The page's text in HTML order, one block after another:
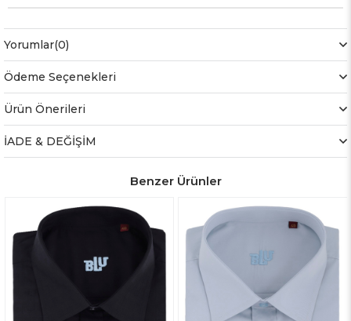
Yorumlar(0)
Ödeme Seçenekleri
Ürün Önerileri
İADE & DEĞİŞİM
Benzer Ürünler